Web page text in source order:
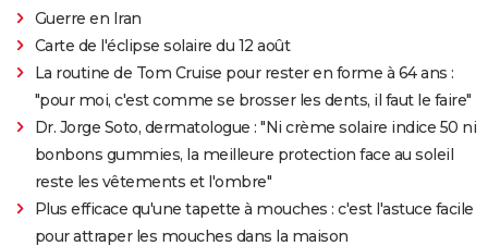
Guerre en Iran
Carte de l'éclipse solaire du 12 août
La routine de Tom Cruise pour rester en forme à 64 ans :
"pour moi, c'est comme se brosser les dents, il faut le faire"
Dr. Jorge Soto, dermatologue : "Ni crème solaire indice 50 ni
bonbons gummies, la meilleure protection face au soleil
reste les vêtements et l'ombre"
Plus efficace qu'une tapette à mouches : c'est l'astuce facile
pour attraper les mouches dans la maison